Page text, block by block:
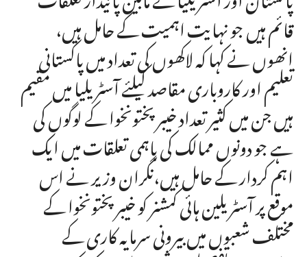
قائم ہیں جو نہایت اہمیت کے حامل ہیں،
انھوں نے کہا کہ لاکھوں کی تعداد میں پاکستانی
تعلیم اور کاروباری مقاصد کیلئے آسٹریلیا میں مقیم
ہیں جن میں کثیر تعداد خیبر پختونخوا کے لوگوں کی
ہے جو دونوں ممالک کی باہمی تعلقات میں ایک
اہم کردار کے حامل ہیں،نگران وزیر نے اس
موقع پر آسٹریلین ہائی کمشنر کو خیبر پختونخوا کے
مختلف شعبوں میں بیرونی سرمایہ کاری کے